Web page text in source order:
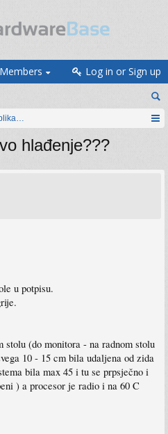
Members Log in or Sign up
i programiranje
hlađenje???
u potpisu.
(do monitora - na radnom stolu
10 - 15 cm bila udaljena od zida
bila max 45 i tu se prpsječno i
) a procesor je radio i na 60 C